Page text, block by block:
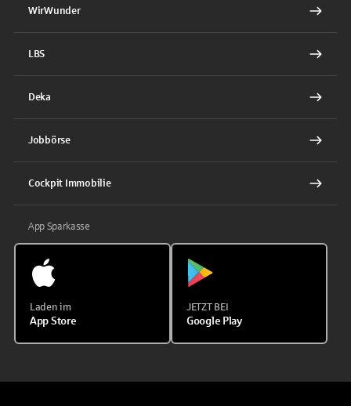
WirWunder
LBS
Deka
Jobbörse
Cockpit Immobilie
App Sparkasse
Laden im
App Store
JETZT BEI
Google Play